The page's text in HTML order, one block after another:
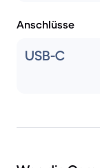
Anschlüsse
USB-C